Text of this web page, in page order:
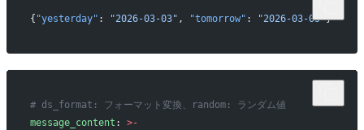
{ "yesterday" : "2026-03-03" , "tomorrow" : "2026-03-05"}
# ds_format: フォーマット変換、random: ランダム値
message_content : >-